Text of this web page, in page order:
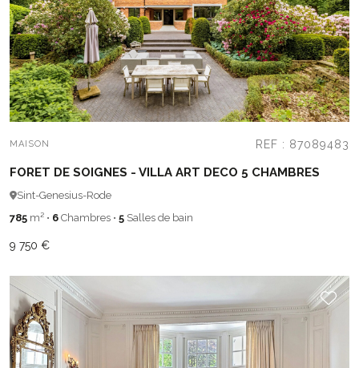
MAISON REF : 87089483
FORET DE SOIGNES - VILLA ART DECO 5 CHAMBRES
Sint-Genesius-Rode
785 m² • 6 Chambres • 5 Salles de bain
9 750 €